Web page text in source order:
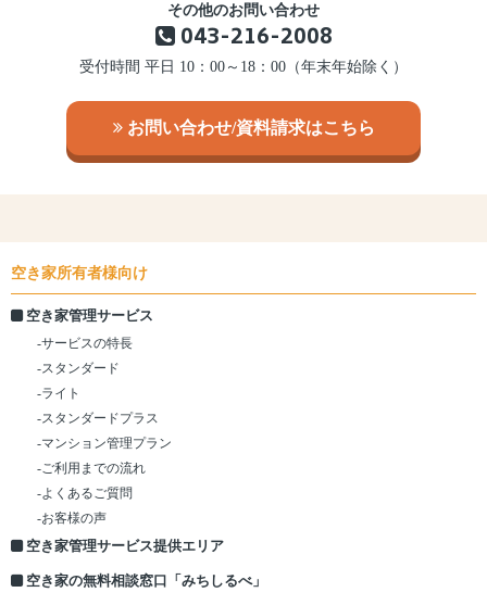
その他のお問い合わせ
043-216-2008
受付時間 平日 10：00～18：00（年末年始除く）
お問い合わせ/資料請求はこちら
空き家所有者様向け
空き家管理サービス
-サービスの特長
-スタンダード
-ライト
-スタンダードプラス
-マンション管理プラン
-ご利用までの流れ
-よくあるご質問
-お客様の声
空き家管理サービス提供エリア
空き家の無料相談窓口「みちしるべ」